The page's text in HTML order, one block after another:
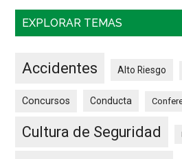
EXPLORAR TEMAS
Accidentes Alto Riesgo
Concursos Conducta
Cultura de Seguridad